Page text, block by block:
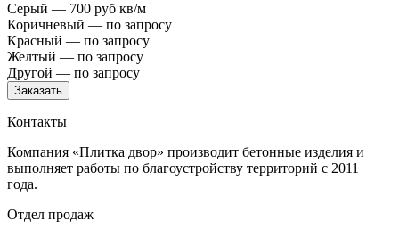
Серый — 700 руб кв/м
Коричневый — по запросу
Красный — по запросу
Желтый — по запросу
Другой — по запросу
Заказать
Контакты
Компания «Плитка двор» производит бетонные изделия и
выполняет работы по благоустройству территорий с 2011
года.
Отдел продаж